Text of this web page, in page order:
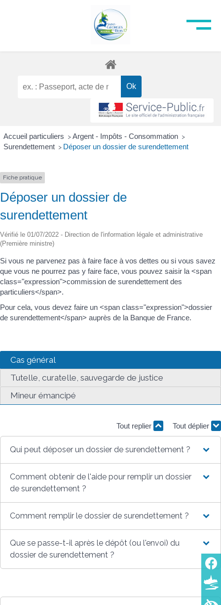
Accueil particuliers > Argent - Impôts - Consommation >
Surendettement > Déposer un dossier de surendettement
Fiche pratique
Déposer un dossier de
surendettement
Vérifié le 01/07/2022 - Direction de l'information légale et administrative
(Première ministre)
Si vous ne parvenez pas à faire face à vos dettes ou si vous savez
que vous ne pourrez pas y faire face, vous pouvez saisir la <span
class="expression">commission de surendettement des
particuliers</span>.
Pour cela, vous devez faire un <span class="expression">dossier
de surendettement</span> auprès de la Banque de France.
Cas général
Tutelle, curatelle, sauvegarde de justice
Mineur émancipé
Tout replier Tout déplier
Qui peut déposer un dossier de surendettement ?
Comment obtenir de l'aide pour remplir un dossier
de surendettement ?
Comment remplir le dossier de surendettement ?
Que se passe-t-il après le dépôt (ou l'envoi) du
dossier de surendettement ?